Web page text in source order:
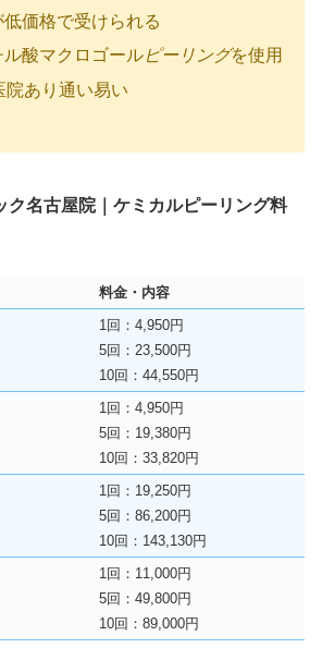
価格で受けられる
酸マクロゴールピーリングを使用
院あり通い易い
ク名古屋院｜ケミカルピーリング料
料金・内容
1回：4,950円
5回：23,500円
10回：44,550円
1回：4,950円
5回：19,380円
10回：33,820円
1回：19,250円
5回：86,200円
10回：143,130円
1回：11,000円
5回：49,800円
10回：89,000円